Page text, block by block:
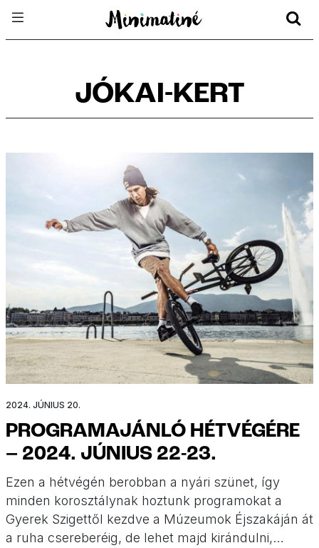
JÓKAI-KERT
2024. JÚNIUS 20.
PROGRAMAJÁNLÓ HÉTVÉGÉRE
– 2024. JÚNIUS 22-23.
Ezen a hétvégén berobban a nyári szünet, így
minden korosztálynak hoztunk programokat a
Gyerek Szigettől kezdve a Múzeumok Éjszakáján át
a ruha csereberéig, de lehet majd kirándulni,